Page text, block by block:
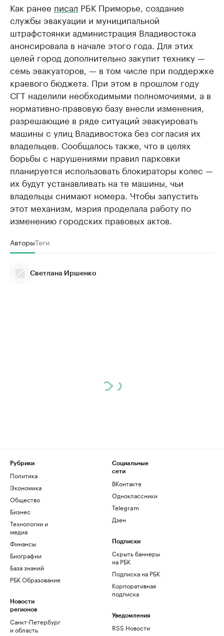
Как ранее писал РБК Приморье, создание
службы эвакуации и муниципальной
штрафстоянки администрация Владивостока
анонсировала в начале этого года. Для этих
целей город дополнительно закупит технику —
семь эвакуаторов, — в том числе при поддержке
краевого бюджета. При этом в прошлом году
СГТ наделили необходимыми полномочиями, а в
нормативно-правовую базу внесли изменения,
разрешающие в ряде ситуаций эвакуировать
машины с улиц Владивостока без согласия их
владельцев. Сообщалось также, что в целях
борьбы с нарушениями правил парковки
планируется использовать блокираторы колес —
их будут устанавливать на те машины, чьи
владельцы снимают номера. Чтобы запустить
этот механизм, мэрия проделала работу по
изменению городских правовых актов.
АвторыТеги
Светлана Иршенко
Рубрики
Политика
Экономика
Общество
Бизнес
Технологии и
медиа
Финансы
Биографии
База знаний
РБК Образование
Новости
регионов
Санкт-Петербург
и область
Социальные
сети
ВКонтакте
Одноклассники
Telegram
Дзен
Подписки
Скрыть баннеры
на РБК
Подписка на РБК
Корпоративная
подписка
Уведомления
RSS Новости